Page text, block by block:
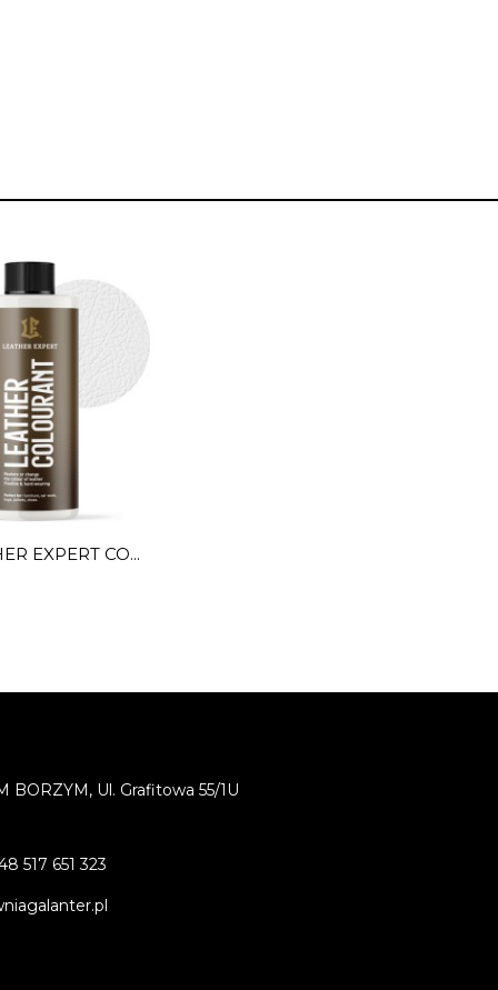
EXPERT CO...
BORZYM, Ul. Grafitowa 55/1U
517 651 323